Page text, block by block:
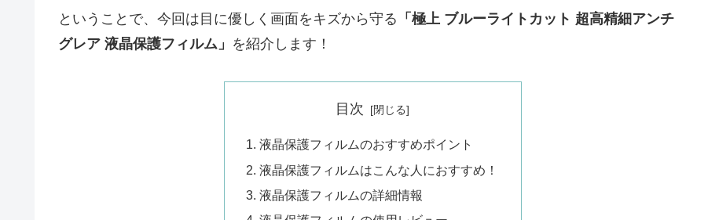
ということで、今回は目に優しく画面をキズから守る 「極上 ブルーライトカット 超高精細アンチ
グレア 液晶保護フィルム」 を紹介します！
目次
液晶保護フィルムのおすすめポイント
液晶保護フィルムはこんな人におすすめ！
液晶保護フィルムの詳細情報